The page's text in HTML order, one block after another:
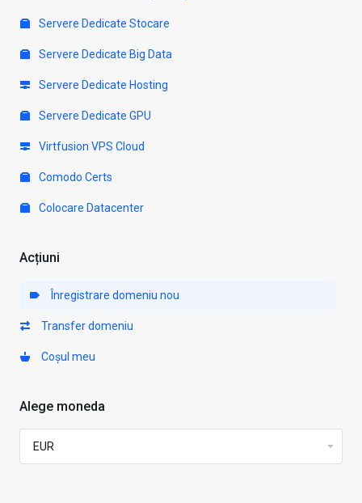
Servere Dedicate Stocare
Servere Dedicate Big Data
Servere Dedicate Hosting
Servere Dedicate GPU
Virtfusion VPS Cloud
Comodo Certs
Colocare Datacenter
Acțiuni
Înregistrare domeniu nou
Transfer domeniu
Coșul meu
Alege moneda